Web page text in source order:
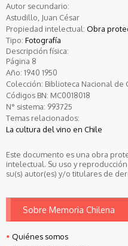
Autor secundario:
Astudillo, Juan César
Propiedad intelectual: Obra
Tipo: Fotografía
Descripción física:
Página 8
Año: 1940 1950
Colección: Biblioteca Nacional de
Códigos BN: MC0018018
N° sistema: 993725
Temas relacionados:
La cultura del vino en Chile
Este documento es una obra
intelectual. Su uso y
su(s) autor(es) y/o titulares de
Sobre Memoria Chilena
Quiénes somos